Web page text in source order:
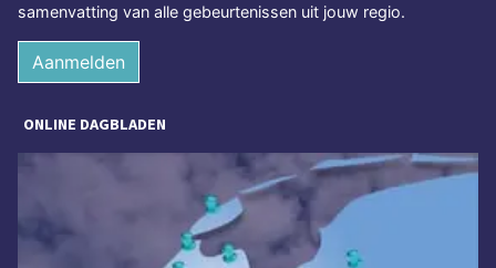
samenvatting van alle gebeurtenissen uit jouw regio.
Aanmelden
ONLINE DAGBLADEN